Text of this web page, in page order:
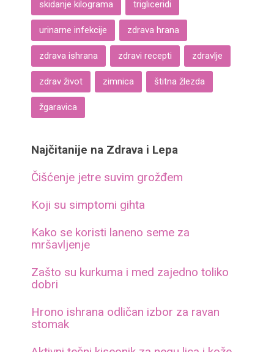
skidanje kilograma trigliceridi
urinarne infekcije zdrava hrana
zdrava ishrana zdravi recepti zdravlje
zdrav život zimnica štitna žlezda
žgaravica
Najčitanije na Zdrava i Lepa
Čišćenje jetre suvim grožđem
Koji su simptomi gihta
Kako se koristi laneno seme za
mršavljenje
Zašto su kurkuma i med zajedno toliko
dobri
Hrono ishrana odličan izbor za ravan
stomak